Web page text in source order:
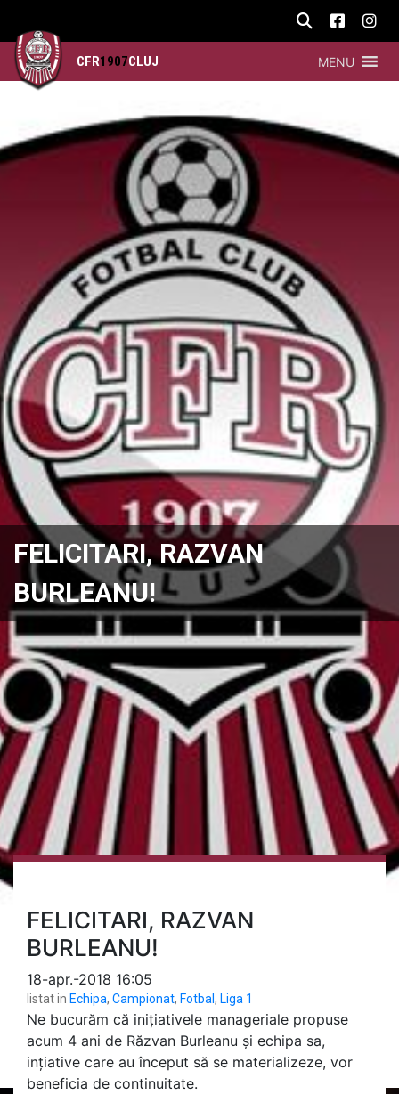
CFR1907CLUJ MENU
FELICITARI, RAZVAN
BURLEANU!
FELICITARI, RAZVAN
BURLEANU!
18-apr.-2018 16:05
listat in Echipa, Campionat, Fotbal, Liga 1
Ne bucurăm că inițiativele manageriale propuse
acum 4 ani de Răzvan Burleanu și echipa sa,
ințiative care au început să se materializeze, vor
beneficia de continuitate.